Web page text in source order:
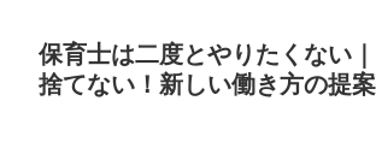
保育士は二度とやりたくない
捨てない！新しい働き方の提案